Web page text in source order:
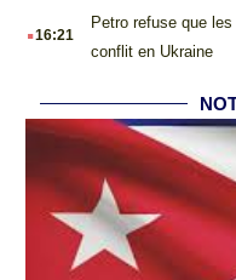
.16:21
Petro refuse que
conflit en Ukraine